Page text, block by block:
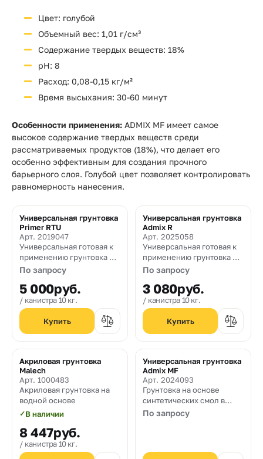
Цвет: голубой
Объемный вес: 1,01 г/см³
Содержание твердых веществ: 18%
pH: 8
Расход: 0,08-0,15 кг/м²
Время высыхания: 30-60 минут
Особенности применения: ADMIX MF имеет самое
высокое содержание твердых веществ среди
рассматриваемых продуктов (18%), что делает его
особенно эффективным для создания прочного
барьерного слоя. Голубой цвет позволяет контролировать
равномерность нанесения.
Универсальная грунтовка
Primer RTU
Арт. 2019047
Универсальная готовая к
применению грунтовка на
основе синтетических
По запросу
5 000руб.
канистра 10 кг.
Универсальная грунтовка
Admix R
Арт. 2025058
Универсальная готовая к
применению грунтовка на
основе синтетических
По запросу
3 080руб.
канистра 10 кг.
Акриловая грунтовка
Malech
Арт. 1000483
Акриловая грунтовка на
водной основе
✓В наличии
8 447руб.
канистра 10 кг.
Универсальная грунтовка
Admix MF
Арт. 2024093
Грунтовка на основе
синтетических смол в
водной дисперсии с очень
По запросу